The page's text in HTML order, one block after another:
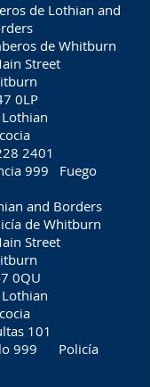
de Lothian and
de Whitburn
Street
0LP
2401
999
Fuego
and Borders
de Whitburn
Street
0QU
101
999
Policía